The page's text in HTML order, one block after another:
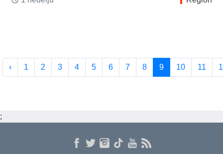
‹ 1 2 3 4 5 6 7 8 9 10 11
;